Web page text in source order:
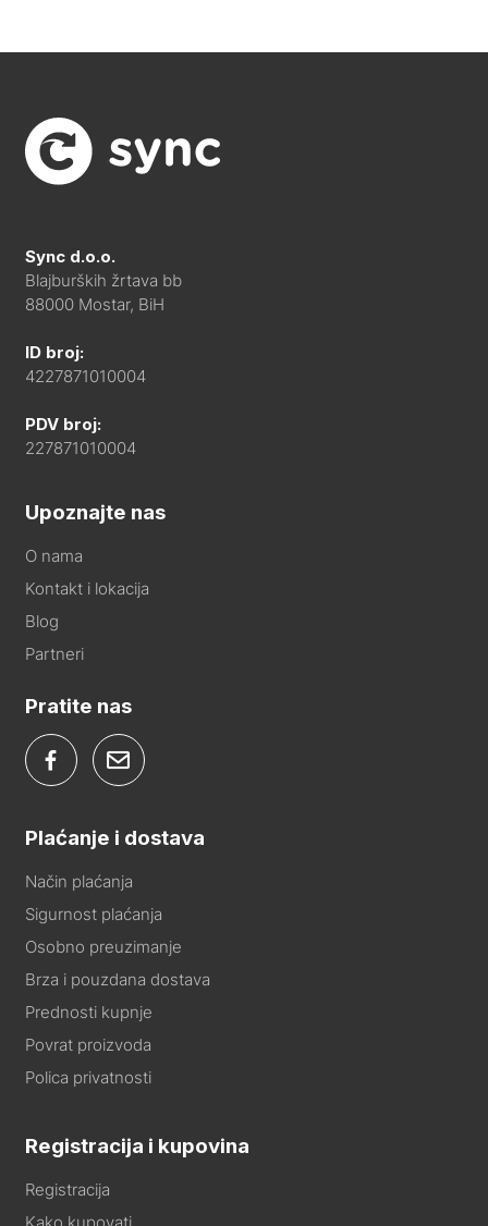
Sync d.o.o.
Blajburških žrtava bb
88000 Mostar, BiH
ID broj:
4227871010004
PDV broj:
227871010004
Upoznajte nas
O nama
Kontakt i lokacija
Blog
Partneri
Pratite nas
Plaćanje i dostava
Način plaćanja
Sigurnost plaćanja
Osobno preuzimanje
Brza i pouzdana dostava
Prednosti kupnje
Povrat proizvoda
Polica privatnosti
Registracija i kupovina
Registracija